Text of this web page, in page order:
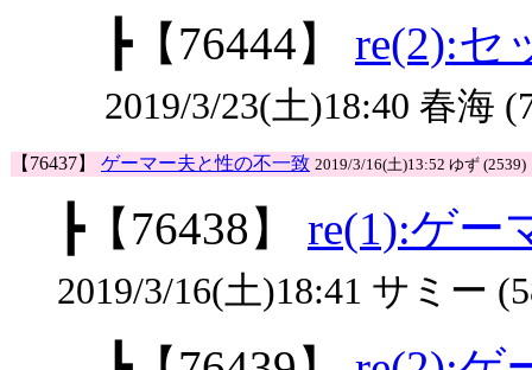
┣【76444】 re(2):セ
2019/3/23(土)18:40 春海
【76437】 ゲーマー夫と性の不一致 2019/3/16(土)13:52 ゆず (2539)
┣【76438】 re(1):ゲー
2019/3/16(土)18:41 サミー